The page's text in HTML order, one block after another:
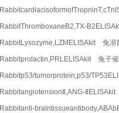
RabbitThromboxaneB2,TX-
RabbitLysozyme,LZMELISAkit 兔溶
Rabbitprolactin,PRLELISAkit 兔子
Rabbitp53/tumorprotein,p53/
RabbitangiotensionⅡ,ANG-
Rabbitanti-